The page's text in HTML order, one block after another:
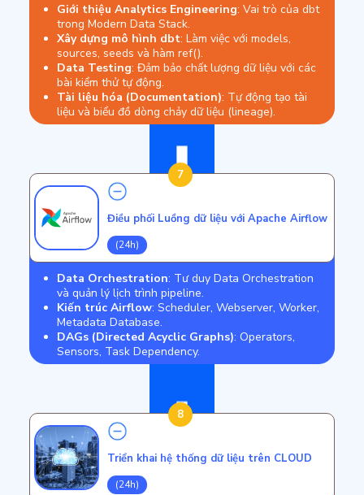
Giới thiệu Analytics Engineering: Vai trò của dbt
trong Modern Data Stack.
Xây dựng mô hình dbt: Làm việc với models,
sources, seeds và hàm ref().
Data Testing: Đảm bảo chất lượng dữ liệu với các
bài kiểm thử tự động.
Tài liệu hóa (Documentation): Tự động tạo tài
liệu và biểu đồ dòng chảy dữ liệu (lineage).
7
Điều phối Luồng dữ liệu với Apache Airflow
(24h)
Data Orchestration: Tư duy Data Orchestration
và quản lý lịch trình pipeline.
Kiến trúc Airflow: Scheduler, Webserver, Worker,
Metadata Database.
DAGs (Directed Acyclic Graphs): Operators,
Sensors, Task Dependency.
8
Triển khai hệ thống dữ liệu trên CLOUD
(24h)